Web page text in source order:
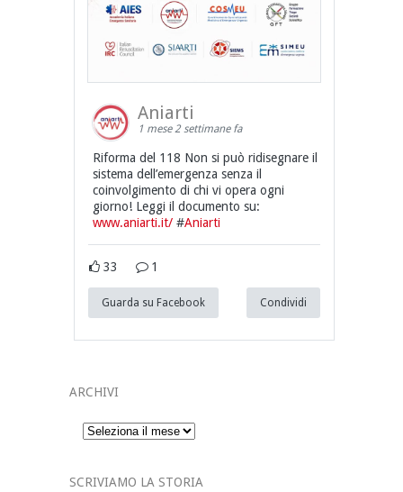
Aniarti
1 mese 2 settimane fa
Riforma del 118 Non si può ridisegnare il
sistema dell’emergenza senza il
coinvolgimento di chi vi opera ogni
giorno! Leggi il documento su:
www.aniarti.it/#Aniarti
33 1
Guarda su Facebook Condividi
ARCHIVI
Archivi
SCRIVIAMO LA STORIA